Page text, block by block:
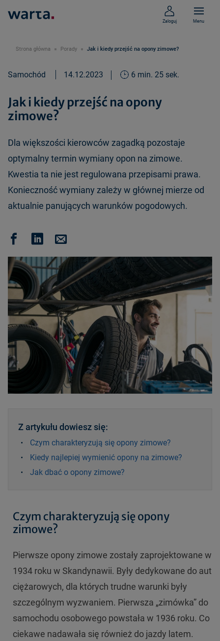
Zaloguj Menu
Strona główna Porady Jak i kiedy przejść na opony zimowe?
Samochód 14.12.2023 6 min. 25 sek.
Jak i kiedy przejść na opony
zimowe?
Dla większości kierowców zagadką pozostaje
optymalny termin wymiany opon na zimowe.
Kwestia ta nie jest regulowana przepisami prawa.
Konieczność wymiany zależy w głównej mierze od
aktualnie panujących warunków pogodowych.
Z artykułu dowiesz się:
Czym charakteryzują się opony zimowe?
Kiedy najlepiej wymienić opony na zimowe?
Jak dbać o opony zimowe?
Czym charakteryzują się opony
zimowe?
Pierwsze opony zimowe zostały zaprojektowane w
1934 roku w Skandynawii. Były dedykowane do aut
ciężarowych, dla których trudne warunki były
szczególnym wyzwaniem. Pierwsza „zimówka” do
samochodu osobowego powstała w 1936 roku. Co
ciekawe nadawała się również do jazdy latem.